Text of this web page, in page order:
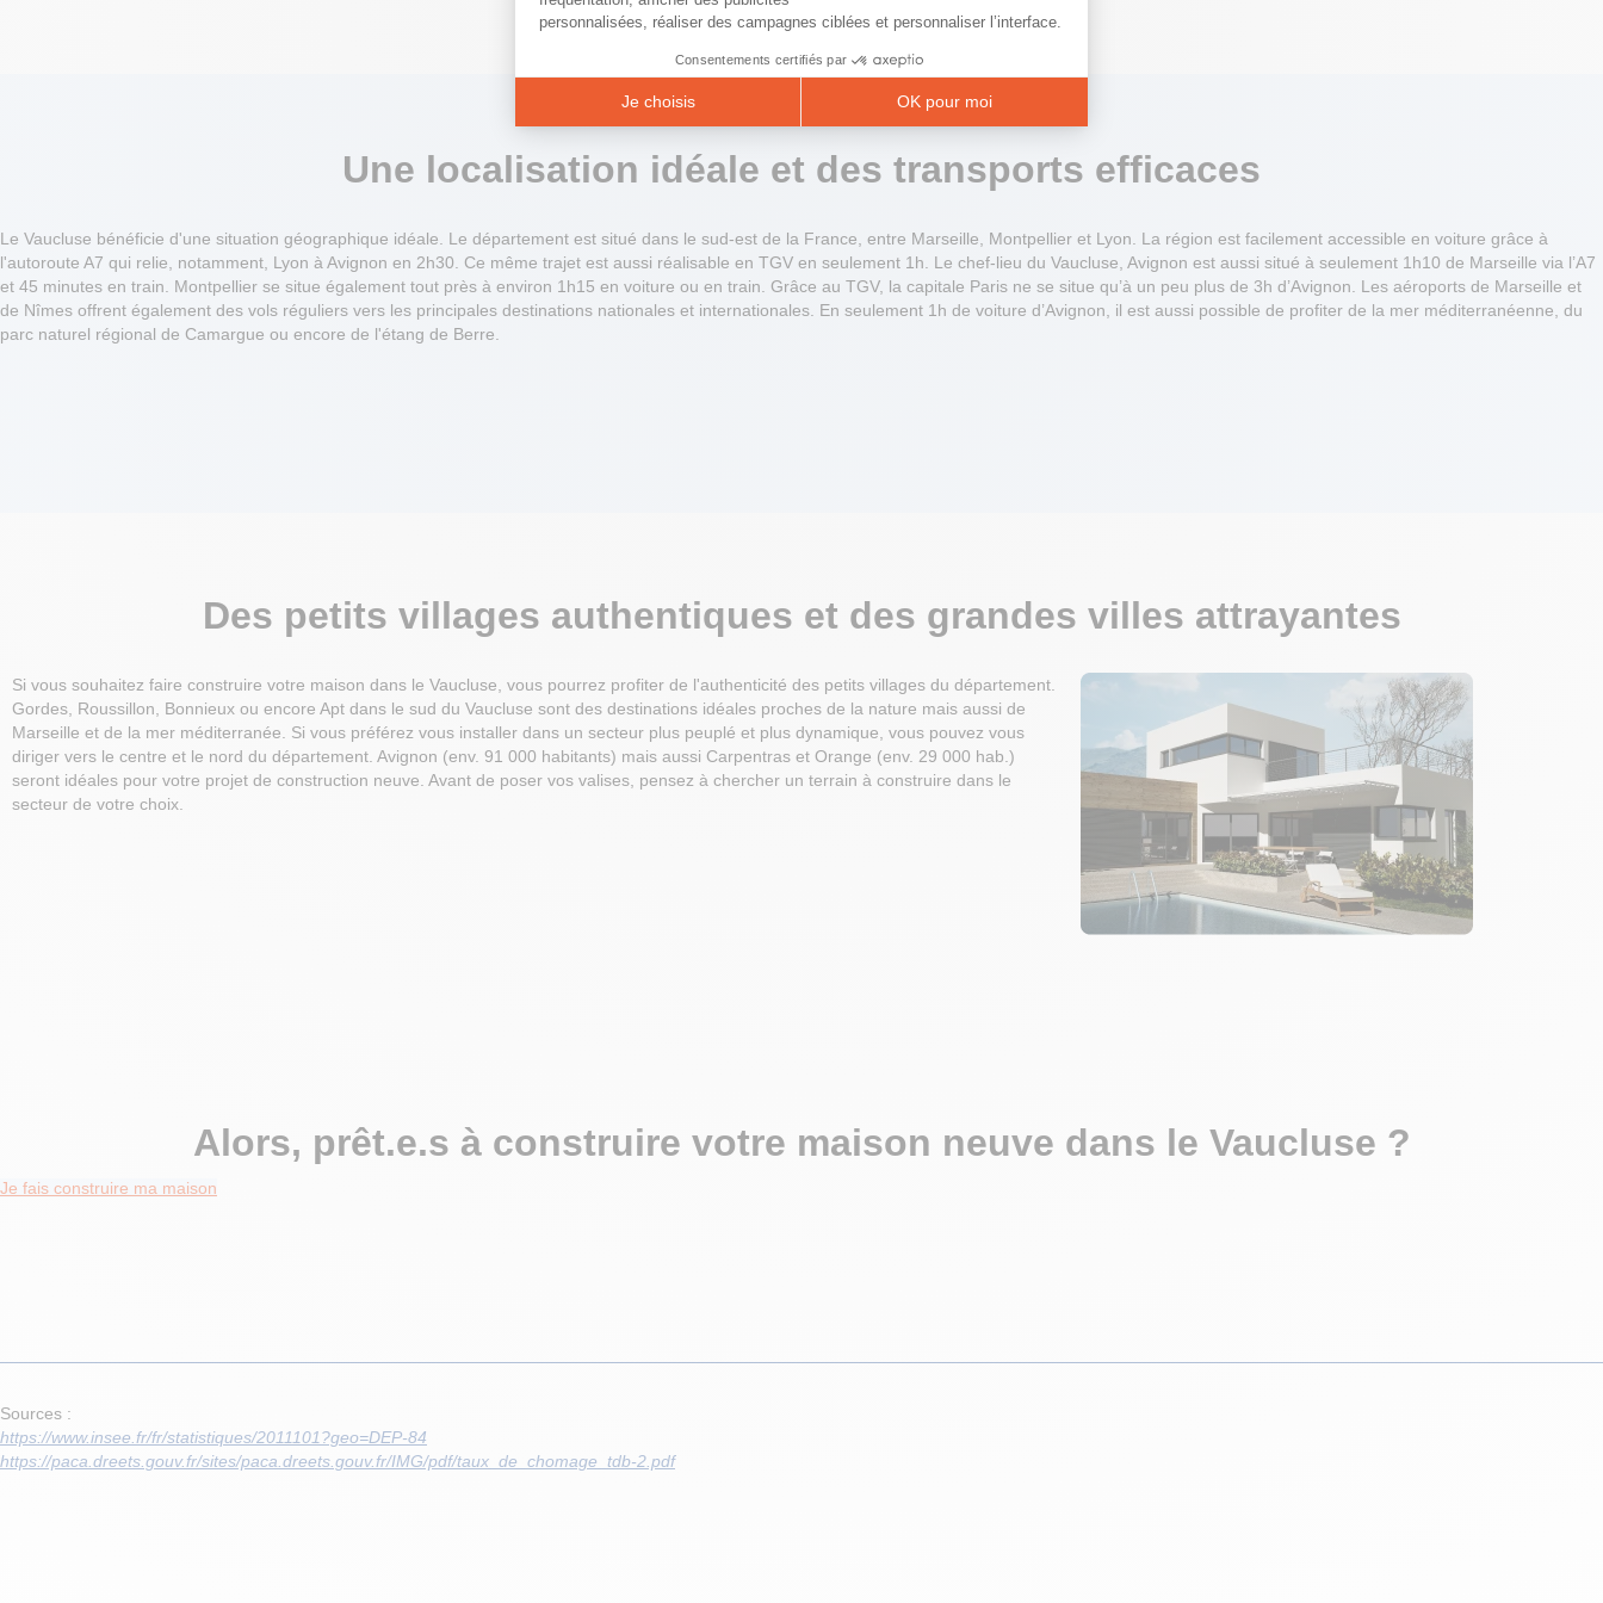
Une localisation idéale et des transports efficaces
Le Vaucluse bénéficie d'une situation géographique idéale. Le département est situé dans le sud-est de la France, entre Marseille, Montpellier et Lyon. La région est facilement accessible en voiture grâce à
l'autoroute A7 qui relie, notamment, Lyon à Avignon en 2h30. Ce même trajet est aussi réalisable en TGV en seulement 1h. Le chef-lieu du Vaucluse, Avignon est aussi situé à seulement 1h10 de Marseille via l’A7
et 45 minutes en train. Montpellier se situe également tout près à environ 1h15 en voiture ou en train. Grâce au TGV, la capitale Paris ne se situe qu’à un peu plus de 3h d’Avignon. Les aéroports de Marseille et
de Nîmes offrent également des vols réguliers vers les principales destinations nationales et internationales. En seulement 1h de voiture d’Avignon, il est aussi possible de profiter de la mer méditerranéenne, du
parc naturel régional de Camargue ou encore de l'étang de Berre.
Des petits villages authentiques et des grandes villes attrayantes
Si vous souhaitez faire construire votre maison dans le Vaucluse, vous pourrez profiter de l'authenticité des petits villages du département.
Gordes, Roussillon, Bonnieux ou encore Apt dans le sud du Vaucluse sont des destinations idéales proches de la nature mais aussi de
Marseille et de la mer méditerranée. Si vous préférez vous installer dans un secteur plus peuplé et plus dynamique, vous pouvez vous
diriger vers le centre et le nord du département. Avignon (env. 91 000 habitants) mais aussi Carpentras et Orange (env. 29 000 hab.)
seront idéales pour votre projet de construction neuve. Avant de poser vos valises, pensez à chercher un terrain à construire dans le
secteur de votre choix.
Alors, prêt.e.s à construire votre maison neuve dans le Vaucluse ?
Je fais construire ma maison
Sources :
https://www.insee.fr/fr/statistiques/2011101?geo=DEP-84
https://paca.dreets.gouv.fr/sites/paca.dreets.gouv.fr/IMG/pdf/taux_de_chomage_tdb-2.pdf
personnalisées, réaliser des campagnes ciblées et personnaliser l’interface.
Consentements certifiés par
Je choisis OK pour moi